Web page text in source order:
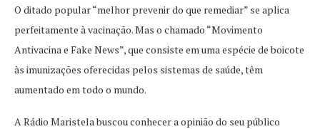
O ditado popular “melhor prevenir do que remediar” se aplica
perfeitamente à vacinação. Mas o chamado “Movimento
Antivacina e Fake News”, que consiste em uma espécie de boicote
às imunizações oferecidas pelos sistemas de saúde, têm
aumentado em todo o mundo.
A Rádio Maristela buscou conhecer a opinião do seu público